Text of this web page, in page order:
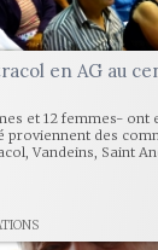
en AG au
et 12 femmes- ont
proviennent des
Vandeins, Saint